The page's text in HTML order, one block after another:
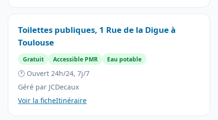
Toilettes publiques, 1 Rue de la Digue à
Toulouse
Gratuit Accessible PMR Eau potable
🕐 Ouvert 24h/24, 7j/7
Géré par JCDecaux
Voir la ficheItinéraire